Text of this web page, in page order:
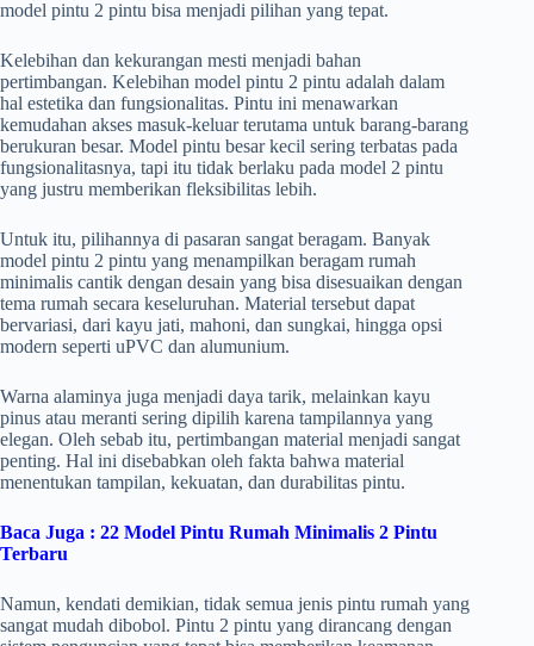
model pintu 2 pintu bisa menjadi pilihan yang tepat.
Kelebihan dan kekurangan mesti menjadi bahan
pertimbangan. Kelebihan model pintu 2 pintu adalah dalam
hal estetika dan fungsionalitas. Pintu ini menawarkan
kemudahan akses masuk-keluar terutama untuk barang-barang
berukuran besar. Model pintu besar kecil sering terbatas pada
fungsionalitasnya, tapi itu tidak berlaku pada model 2 pintu
yang justru memberikan fleksibilitas lebih.
Untuk itu, pilihannya di pasaran sangat beragam. Banyak
model pintu 2 pintu yang menampilkan beragam rumah
minimalis cantik dengan desain yang bisa disesuaikan dengan
tema rumah secara keseluruhan. Material tersebut dapat
bervariasi, dari kayu jati, mahoni, dan sungkai, hingga opsi
modern seperti uPVC dan alumunium.
Warna alaminya juga menjadi daya tarik, melainkan kayu
pinus atau meranti sering dipilih karena tampilannya yang
elegan. Oleh sebab itu, pertimbangan material menjadi sangat
penting. Hal ini disebabkan oleh fakta bahwa material
menentukan tampilan, kekuatan, dan durabilitas pintu.
Baca Juga : 22 Model Pintu Rumah Minimalis 2 Pintu
Terbaru
Namun, kendati demikian, tidak semua jenis pintu rumah yang
sangat mudah dibobol. Pintu 2 pintu yang dirancang dengan